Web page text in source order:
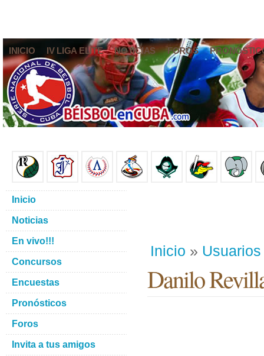
INICIO IV LIGA ELITE NOTICIAS FOROS
Inicio » Usuarios
Danilo
Inicio
Noticias
En vivo!!!
Concursos
Encuestas
Pronósticos
Foros
Invita a tus amigos